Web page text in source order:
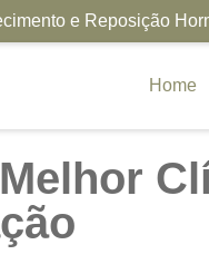
e Reposição
Home